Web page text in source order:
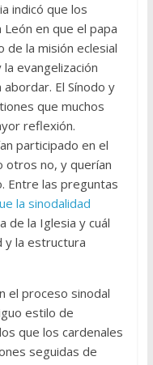
indicó que los
León en que el papa
de la misión eclesial
la evangelización
El Sínodo y
que muchos
reflexión.
participado en el
otros no, y querían
Entre las preguntas
la sinodalidad
de la Iglesia y cuál
y la estructura
el proceso sinodal
estilo de
que los cardenales
seguidas de